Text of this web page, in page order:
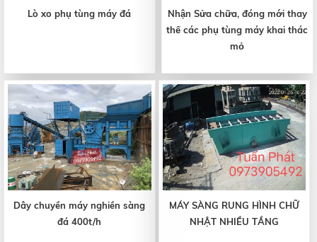
Lò xo phụ tùng máy đá
Nhận Sửa chữa, đóng mới thay
thế các phụ tùng máy khai thác
mỏ
Dây chuyền máy nghiền sàng
đá 400t/h
MÁY SÀNG RUNG HÌNH CHỮ
NHẬT NHIỀU TẦNG